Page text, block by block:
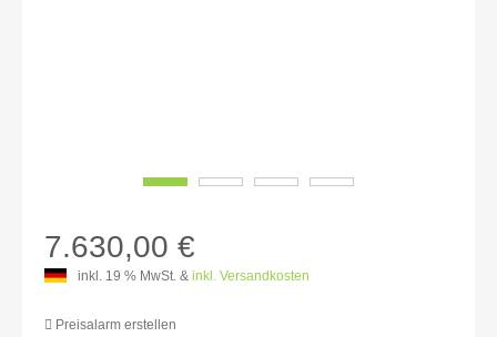
7.630,00 €
inkl. 19 % MwSt. & inkl. Versandkosten
Preisalarm erstellen